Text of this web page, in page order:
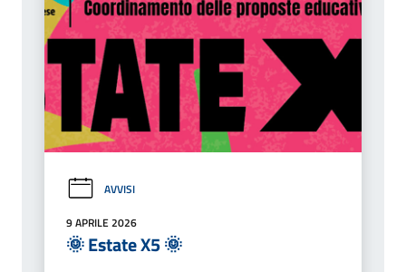
AVVISI
9 APRILE 2026
🌞 Estate X5 🌞